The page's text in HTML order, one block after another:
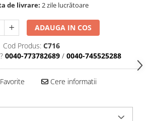
de livrare: 2 zile lucrătoare
ADAUGA IN COS
Cod Produs: C716
0040-773782689 / 0040-745525288
Cere informatii